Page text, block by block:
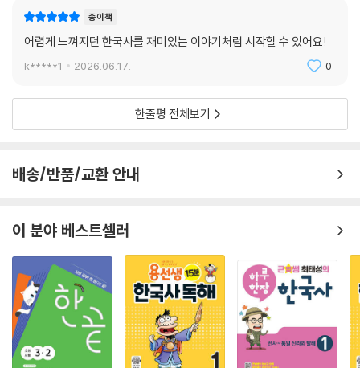
종이책
어렵게 느껴지던 한국사를 재미있는 이야기처럼 시작할 수 있어요!
k*****1 2026.06.17. 0
한줄평 전체보기
배송/반품/교환 안내
이 분야 베스트셀러